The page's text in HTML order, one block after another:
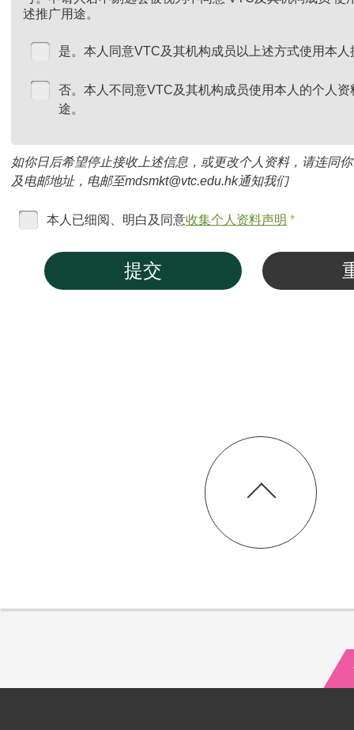
述推广用途。
是。本人同意VTC及其机构成员以上述方式使用本
否。本人不同意VTC及其机构成员使用本人的个人
途。
如你日后希望停止接收上述信息，或更改个人资料，请连同
及电邮地址，电邮至mdsmkt@vtc.edu.hk通知我们
本人已细阅、明白及同意收集个人资料声明 *
提交